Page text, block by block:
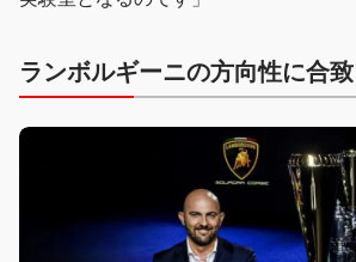
ランボルギーニの方向性に合